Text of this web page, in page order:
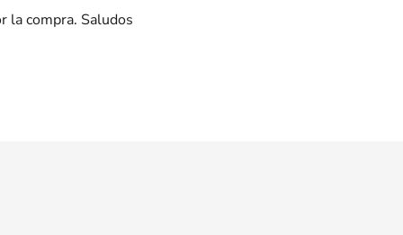
la compra. Saludos